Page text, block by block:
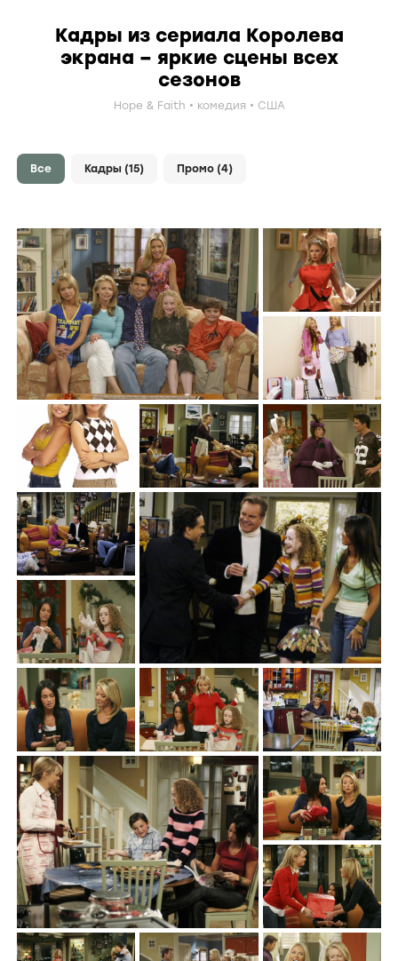
Кадры из сериала Королева
экрана – яркие сцены всех
сезонов
Hope & Faith комедия США
Все Кадры (15) Промо (4)